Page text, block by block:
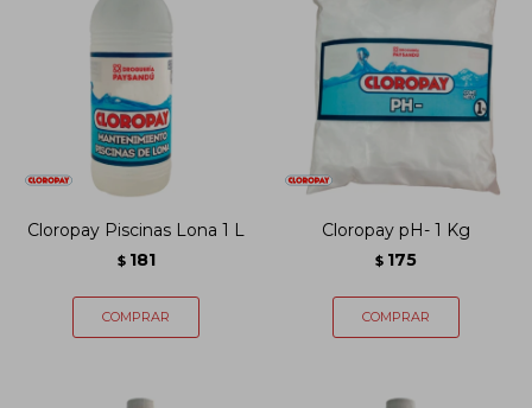
Cloropay Piscinas Lona 1 L
$ 181
Cloropay pH- 1 Kg
$ 175